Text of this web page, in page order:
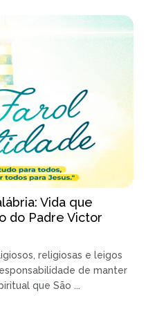
Vida que
do Padre Victor
religiosas e leigos
de manter
que São ...